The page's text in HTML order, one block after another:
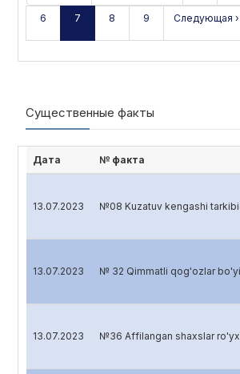
6 7 8 9 Следующая ›
Существенные факты
Дата № факта
13.07.2023 №08 Kuzatuv kengashi
13.07.2023 № 32 Qimmatli qog'ozlar
13.07.2023 №36 Affilangan shaxslar